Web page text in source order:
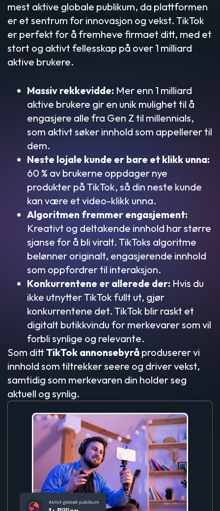
mest aktive globale publikum, da plattformen
er et sentrum for innovasjon og vekst. TikTok
er perfekt for å fremheve firmaet ditt, med et
stort og aktivt fellesskap på over 1 milliard
aktive brukere.
Massiv rekkevidde: Mer enn 1 milliard
aktive brukere gir en unik mulighet til å
engasjere alle fra Gen Z til millennials,
som aktivt søker innhold som appellerer til
dem.
Neste lojale kunde er bare et klikk unna:
60 % av brukerne oppdager nye
produkter på TikTok, så din neste kunde
kan være et video-klikk unna.
Algoritmen fremmer engasjement:
Kreativt og deltakende innhold har større
sjanse for å bli viralt. TikToks algoritme
belønner originalt, engasjerende innhold
som oppfordrer til interaksjon.
Konkurrentene er allerede der: Hvis du
ikke utnytter TikTok fullt ut, gjør
konkurrentene det. TikTok blir raskt et
digitalt butikkvindu for merkevarer som vil
forbli synlige og relevante.
Som ditt TikTok annonsebyrå produserer vi
innhold som tiltrekker seere og driver vekst,
samtidig som merkevaren din holder seg
aktuell og synlig.